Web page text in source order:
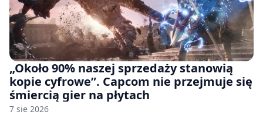
„Około 90% naszej sprzedaży stanowią
kopie cyfrowe”. Capcom nie przejmuje się
śmiercią gier na płytach
7 sie 2026